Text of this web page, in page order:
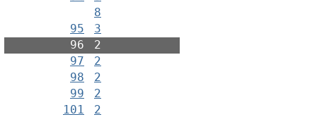
8
95
3
96
2
97
2
98
2
99
2
101
2